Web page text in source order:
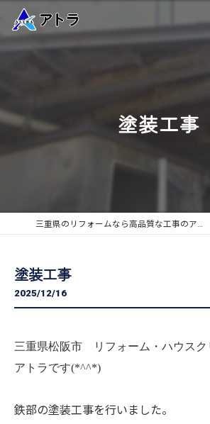
塗装工事
三重県のリフォームなら高品質な工事のアトラ
塗装工事
2025/12/16
三重県松阪市 リフォーム・ハウスク
アトラです(*^^*)
鉄部の塗装工事を行いました。